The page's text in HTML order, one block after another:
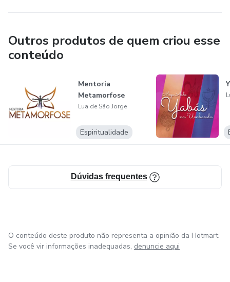
Outros produtos de quem criou esse
conteúdo
Mentoria
Metamorfose
Lua de São Jorge
Espiritualidade
Dúvidas frequentes
O conteúdo deste produto não representa a opinião da Hotmart.
Se você vir informações inadequadas, denuncie aqui